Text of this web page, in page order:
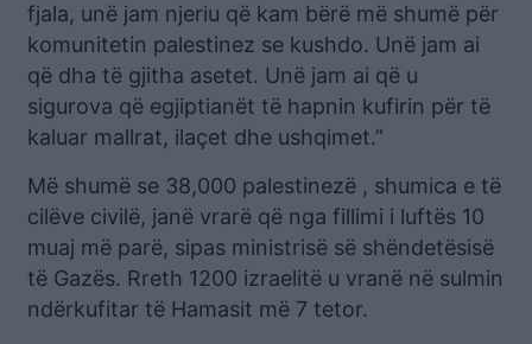
fjala, unë jam njeriu që kam bërë më shumë për
komunitetin palestinez se kushdo. Unë jam ai
që dha të gjitha asetet. Unë jam ai që u
sigurova që egjiptianët të hapnin kufirin për të
kaluar mallrat, ilaçet dhe ushqimet.”
Më shumë se 38,000 palestinezë , shumica e të
cilëve civilë, janë vrarë që nga fillimi i luftës 10
muaj më parë, sipas ministrisë së shëndetësisë
të Gazës. Rreth 1200 izraelitë u vranë në sulmin
ndërkufitar të Hamasit më 7 tetor.